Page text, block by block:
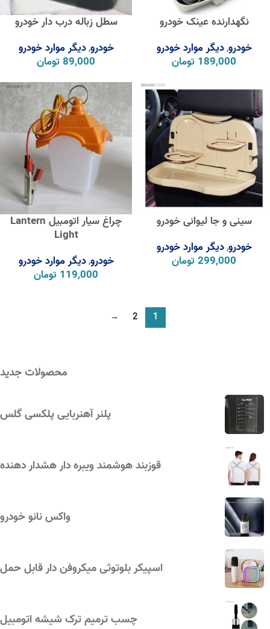
نگهدارنده عینک خودرو
خودرو,دیگر موارد خودرو
189,000 تومان
سطل زباله درب دار خودرو
خودرو,دیگر موارد خودرو
89,000 تومان
سینی و جا لیوانی خودرو
خودرو,دیگر موارد خودرو
299,000 تومان
چراغ سیار اتومبیل Lantern
Light
خودرو,دیگر موارد خودرو
119,000 تومان
1
2
→
محصولات جدید
پلنر آهنربایی پلکسی گلس
قوزبند هوشمند ویبره‌ دار هشدار دهنده
واکس نانو خودرو
اسپیکر بلوتوثی میکروفن دار قابل حمل
چسب ترمیم ترک شیشه اتومبیل